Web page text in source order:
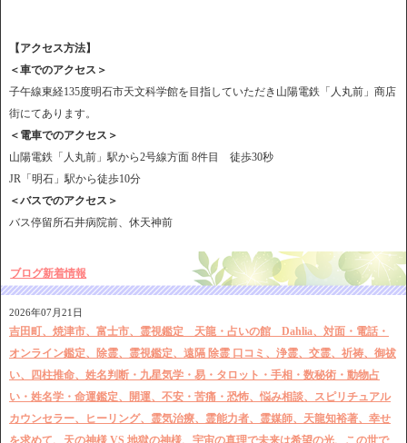
【アクセス方法】
＜車でのアクセス＞
子午線東経135度明石市天文科学館を目指していただき山陽電鉄「人丸前」商店
街にてあります。
＜電車でのアクセス＞
山陽電鉄「人丸前」駅から2号線方面 8件目 徒歩30秒
JR「明石」駅から徒歩10分
＜バスでのアクセス＞
バス停留所石井病院前、休天神前
ブログ新着情報
2026年07月21日
吉田町、焼津市、富士市、霊視鑑定 天龍・占いの館 Dahlia、対面・電話・
オンライン鑑定、除霊、霊視鑑定、遠隔 除霊 口コミ、浄霊、交霊、祈祷、御祓
い、四柱推命、姓名判断・九星気学・易・タロット・手相・数秘術・動物占
い・姓名学・命運鑑定、開運、不安・苦痛・恐怖、悩み相談、スピリチュアル
カウンセラー、ヒーリング、霊気治療、霊能力者、霊媒師、天龍知裕著、幸せ
を求めて、天の神様 VS 地獄の神様、宇宙の真理で未来は希望の光、この世で